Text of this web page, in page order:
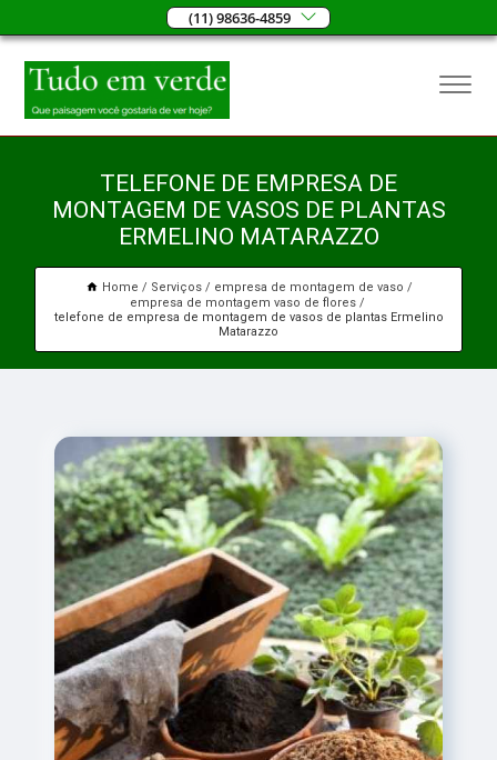
(11) 98636-4859
TELEFONE DE EMPRESA DE
MONTAGEM DE VASOS DE PLANTAS
ERMELINO MATARAZZO
Home Serviços
empresa de montagem de vaso
empresa de montagem vaso de flores
telefone de empresa de montagem de vasos de plantas Ermelino
Matarazzo